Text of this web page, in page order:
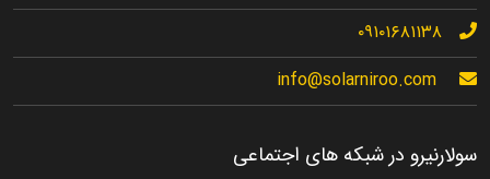
۰۹۱۰۱۶۸۱۱۳۸
info@solarniroo.com
سولارنیرو در شبکه های اجتماعی